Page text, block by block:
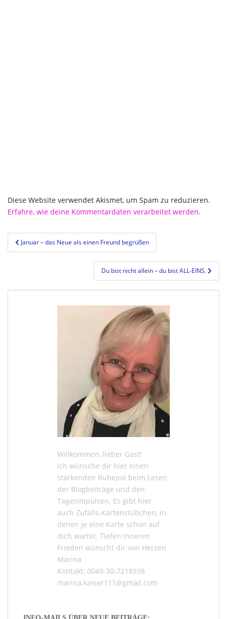
Diese Website verwendet Akismet, um Spam zu reduzieren.
Erfahre, wie deine Kommentardaten verarbeitet werden.
Beitragsnavigation
Januar – das Neue als einen Freund begrüßen
Du bist nicht allein – du bist ALL-EINS.
Willkommen, lieber Gast!
Ich wünsche dir hier einen
stärkenden Ruhepol beim Lesen
der Blogbeiträge und den
Tagesimpulsen. Es gibt hier
auch Zufalls-Kartenstübchen, in
denen je eine Karte schon auf
dich wartet. Tiefen inneren
Frieden wünscht dir von Herzen
Marina
Kontakt: 0049-30-7218938
marina.kaiser111@gmail.com